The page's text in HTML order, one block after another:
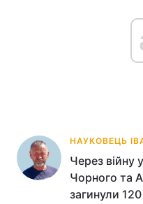
НАУКОВЕЦЬ
Через війну
Чорного та
загинули